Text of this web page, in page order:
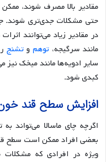
مقادیر بالا مصرف شوند،
حتی مشکلات جدی‌تری شوند.
در مقادیر زیاد می‌توانند
مانند سرگیجه،توهم وتشنج
سایر ادویه‌ها مانند میخک
کبدی شود.
افزایش سطح قند
اگرچه چای ماسالا می‌تواند
بعضی افراد ممکن است سطح
ویژه در افرادی که مشکلات